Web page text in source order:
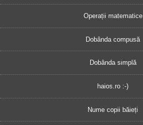
Operații matematice
Dobânda compusă
Dobânda simplă
haios.ro :-)
Nume copii băieți